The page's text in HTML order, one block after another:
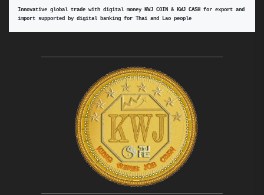
Innovative global trade with digital money KWJ COIN & KWJ CASH for export and
import supported by digital banking for Thai and Lao people